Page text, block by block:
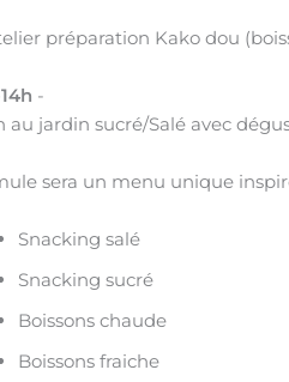
préparation Kako dou
-
au jardin sucré/Salé avec
sera un menu unique
Snacking salé
Snacking sucré
Boissons chaude
Boissons fraiche